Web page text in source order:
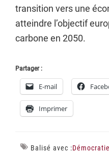
transition vers une
atteindre l’objectif
carbone en 2050.
Partager :
E-mail
Imprimer
Balisé avec :Démocratie